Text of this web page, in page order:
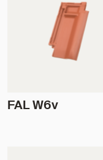
FAL W6v